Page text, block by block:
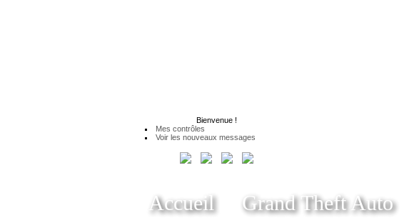
Bienvenue !
Mes contrôles
Voir les nouveaux messages
Accueil Grand Theft Auto